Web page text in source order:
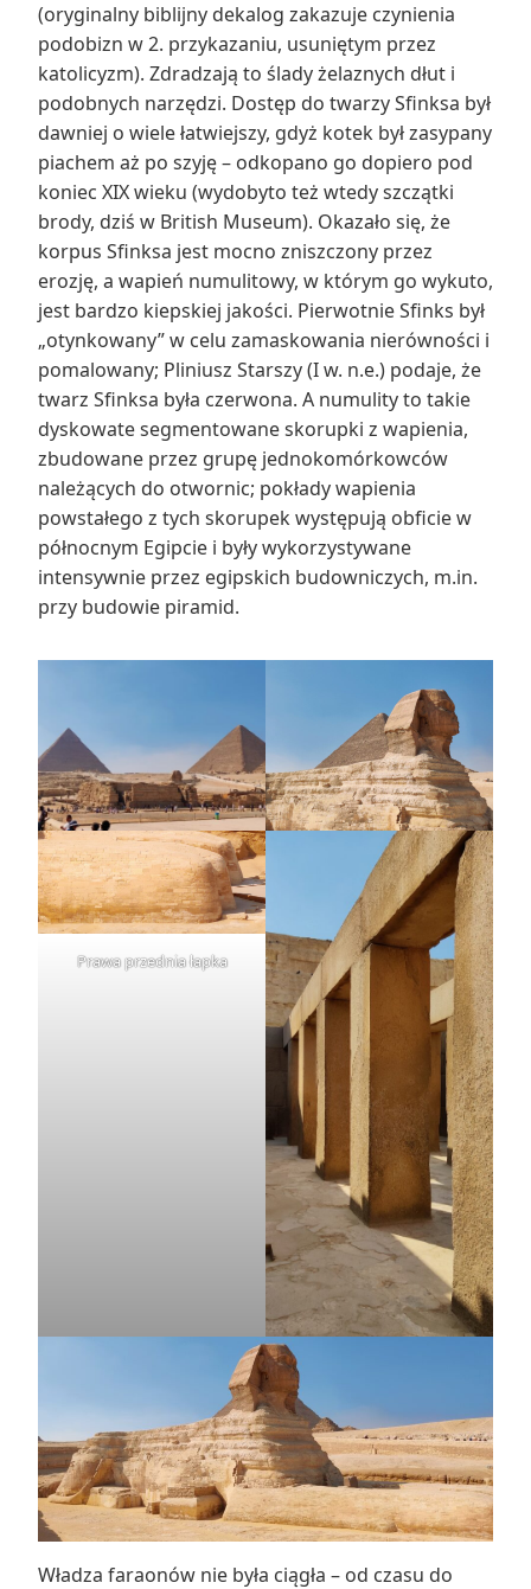
(oryginalny biblijny dekalog zakazuje czynienia
podobizn w 2. przykazaniu, usuniętym przez
katolicyzm). Zdradzają to ślady żelaznych dłut i
podobnych narzędzi. Dostęp do twarzy Sfinksa był
dawniej o wiele łatwiejszy, gdyż kotek był zasypany
piachem aż po szyję – odkopano go dopiero pod
koniec XIX wieku (wydobyto też wtedy szczątki
brody, dziś w British Museum). Okazało się, że
korpus Sfinksa jest mocno zniszczony przez
erozję, a wapień numulitowy, w którym go wykuto,
jest bardzo kiepskiej jakości. Pierwotnie Sfinks był
„otynkowany” w celu zamaskowania nierówności i
pomalowany; Pliniusz Starszy (I w. n.e.) podaje, że
twarz Sfinksa była czerwona. A numulity to takie
dyskowate segmentowane skorupki z wapienia,
zbudowane przez grupę jednokomórkowców
należących do otwornic; pokłady wapienia
powstałego z tych skorupek występują obficie w
północnym Egipcie i były wykorzystywane
intensywnie przez egipskich budowniczych, m.in.
przy budowie piramid.
Prawa przednia łapka
Władza faraonów nie była ciągła – od czasu do